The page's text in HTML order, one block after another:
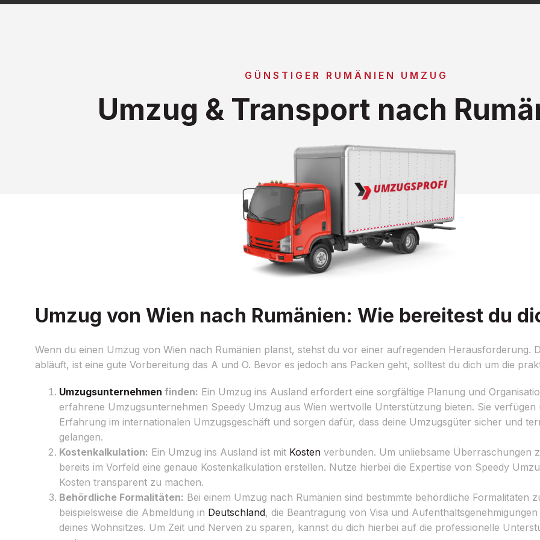
GÜNSTIGER RUMÄNIEN UMZUG
Umzug & Transport nach
Umzug von Wien nach Rumänien: Wie bereitest du
Wenn du einen Umzug von Wien nach Rumänien planst, stehst du vor einer aufregenden Herausforderung.
abläuft, ist eine gute Vorbereitung das A und O. Bevor es jedoch ans Packen geht, solltest du dich um die
Umzugsunternehmen finden: Ein Umzug ins Ausland erfordert eine sorgfältige Planung und
erfahrene Umzugsunternehmen Speedy Umzug aus Wien wertvolle Unterstützung bieten. Sie
Erfahrung im internationalen Umzugsgeschäft und sorgen dafür, dass deine Umzugsgüter sicher und
gelangen.
Kostenkalkulation: Ein Umzug ins Ausland ist mit Kosten verbunden. Um unliebsame Überraschungen
bereits im Vorfeld eine genaue Kostenkalkulation erstellen. Nutze hierbei die Expertise von Speedy
Kosten transparent zu machen.
Behördliche Formalitäten: Bei einem Umzug nach Rumänien sind bestimmte behördliche Formalitäten
beispielsweise die Abmeldung in Deutschland, die Beantragung von Visa und
deines Wohnsitzes. Um Zeit und Nerven zu sparen, kannst du dich hierbei auf die professionelle